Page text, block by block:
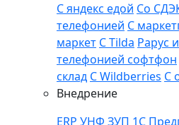
С яндекс едой Со
телефонией С
маркет С Tilda Рарус
телефонией софтфон
склад С Wildberries С
Внедрение
ERP УНФ ЗУП 1С